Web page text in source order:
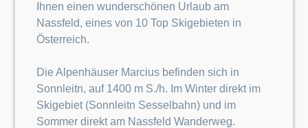
Ihnen einen wunderschönen Urlaub am
Nassfeld, eines von 10 Top Skigebieten in
Österreich.
Die Alpenhäuser Marcius befinden sich in
Sonnleitn, auf 1400 m S./h. Im Winter direkt im
Skigebiet (Sonnleitn Sesselbahn) und im
Sommer direkt am Nassfeld Wanderweg.